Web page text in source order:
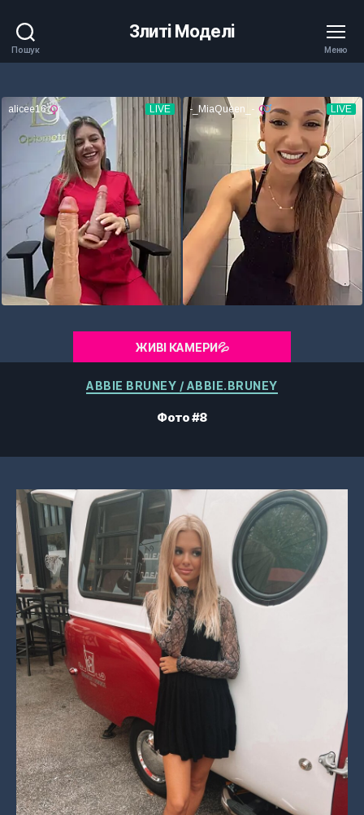
Пошук
Злиті Моделі
Меню
ЖИВІ КАМЕРИ💦
Категорії
ABBIE BRUNEY / ABBIE.BRUNEY
Фото #8